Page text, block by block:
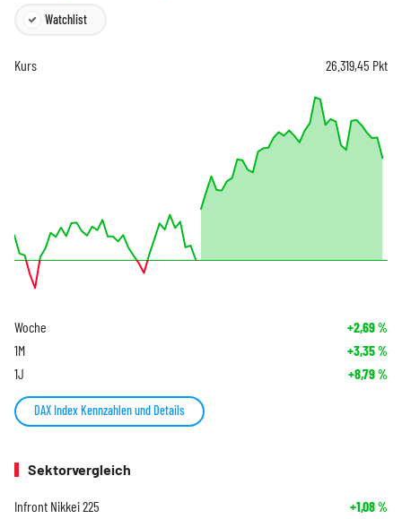
Watchlist
Kurs 26.319,45 Pkt
Woche +2,69%
1M +3,35%
1J +8,79%
DAX Index Kennzahlen und Details
Sektorvergleich
Infront Nikkei 225 +1,08%